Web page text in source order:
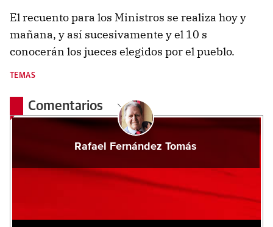
El recuento para los Ministros se realiza hoy y
mañana, y así sucesivamente y el 10 s
conocerán los jueces elegidos por el pueblo.
TEMAS
Comentarios
Rafael Fernández Tomás